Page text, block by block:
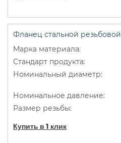
Фланец стальной резьбовой
Купить в 1 клик